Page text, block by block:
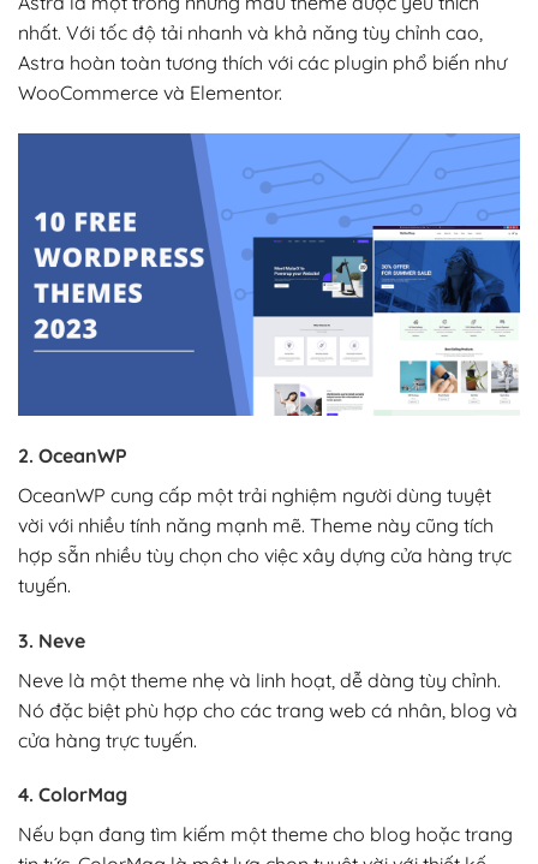
nhất. Với tốc độ tải nhanh và khả năng tùy chỉnh cao,
Astra hoàn toàn tương thích với các plugin phổ biến như
WooCommerce và Elementor.
2. OceanWP
OceanWP cung cấp một trải nghiệm người dùng tuyệt
vời với nhiều tính năng mạnh mẽ. Theme này cũng tích
hợp sẵn nhiều tùy chọn cho việc xây dựng cửa hàng trực
tuyến.
3. Neve
Neve là một theme nhẹ và linh hoạt, dễ dàng tùy chỉnh.
Nó đặc biệt phù hợp cho các trang web cá nhân, blog và
cửa hàng trực tuyến.
4. ColorMag
Nếu bạn đang tìm kiếm một theme cho blog hoặc trang